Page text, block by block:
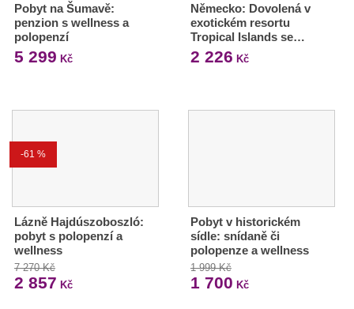
Pobyt na Šumavě:
penzion s wellness a
polopenzí
5 299 Kč
Německo: Dovolená v
exotickém resortu
Tropical Islands se…
2 226 Kč
-61 %
Lázně Hajdúszoboszló:
pobyt s polopenzí a
wellness
7 270 Kč
2 857 Kč
Pobyt v historickém
sídle: snídaně či
polopenze a wellness
1 999 Kč
1 700 Kč